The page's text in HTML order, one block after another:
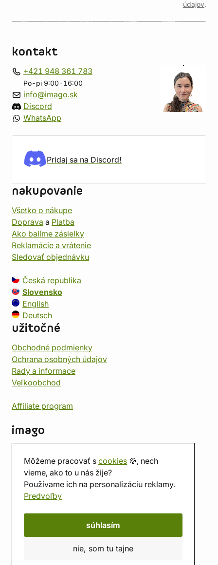
Môžeme pracovať s cookies 🍪, nech
vieme, ako to u nás žije?
Používame ich na personalizáciu reklamy.
Predvoľby
súhlasím
nie, som tu tajne
údajov.
kontakt
+421 948 361 783
Po-pi 9:00-16:00
info@imago.sk
Discord
WhatsApp
Pridaj sa na Discord!
nakupovanie
Všetko o nákupe
Doprava a Platba
Ako balíme zásielky
Reklamácie a vrátenie
Sledovať objednávku
Česká republika
Slovensko
English
Deutsch
užitočné
Obchodné podmienky
Ochrana osobných údajov
Rady a informace
Veľkoobchod
Affiliate program
imago
Predajňa
Herňa
O nás
Hodnotenie obchodu